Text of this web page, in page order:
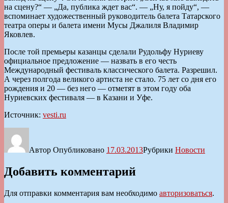
на сцену?“ — „Да, публика ждет вас“. — „Ну, я пойду“, —
вспоминает художественный руководитель балета Татарского
театра оперы и балета имени Мусы Джалиля Владимир
Яковлев.
После той премьеры казанцы сделали Рудольфу Нуриеву
официальное предложение — назвать в его честь
Международный фестиваль классического балета. Разрешил.
А через полгода великого артиста не стало. 75 лет со дня его
рождения и 20 — без него — отметят в этом году оба
Нуриевских фестиваля — в Казани и Уфе.
Источник: vesti.ru
Автор Опубликовано 17.03.2013Рубрики Новости
Добавить комментарий
Для отправки комментария вам необходимо авторизоваться.